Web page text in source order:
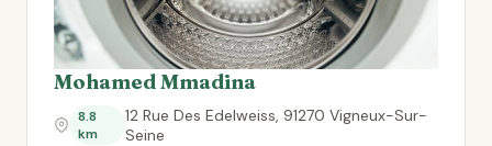
Mohamed Mmadina
8.8
km
12 Rue Des Edelweiss, 91270 Vigneux-Sur-
Seine